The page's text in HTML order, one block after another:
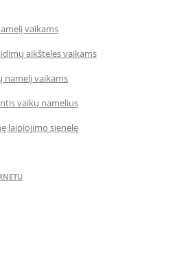
vaikams
aikšteles vaikams
namelį vaikams
vaikų namelius
laipiojimo sienelę